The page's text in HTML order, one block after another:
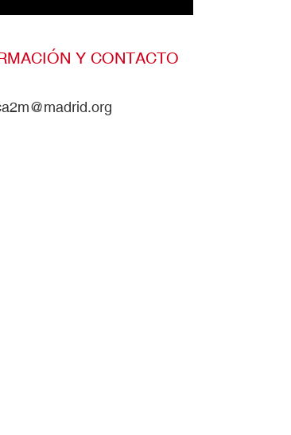
Y CONTACTO